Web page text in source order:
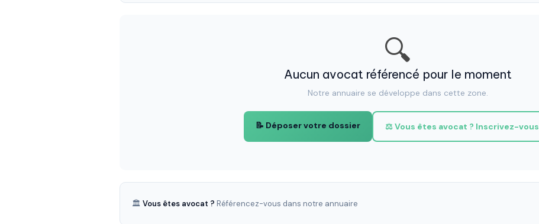
🔍
Aucun avocat référencé pour le moment
Notre annuaire se développe dans cette zone.
📝 Déposer votre dossier ⚖️ Vous êtes avocat ? Inscrivez-vous
🏛️ Vous êtes avocat ? Référencez-vous dans notre annuaire